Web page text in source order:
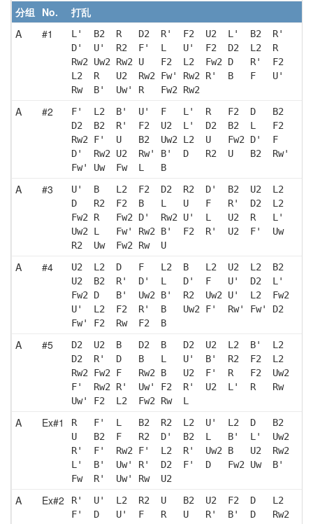
分组 No.
打乱
A
#1
L'  B2  R   D2  R'  F2  U2  L'  B2  R'
D'  U'  R2  F'  L   U'  F2  D2  L2  R
Rw2 Uw2 Rw2 U   F2  L2  Fw2 D   R'  F2
L2  R   U2  Rw2 Fw' Rw2 R'  B   F   U'
Rw  B'  Uw' R   Fw2 Rw2
A #2
F'  L2  B'  U'  F   L'  R   F2  D   B2
D2  B2  R'  F2  U2  L'  D2  B2  L   F2
Rw2 F'  U   B2  Uw2 L2  U   Fw2 D'  F
D'  Rw2 U2  Rw' B'  D   R2  U   B2  Rw'
Fw' Uw  Fw  L   B
A #3
U'  B   L2  F2  D2  R2  D'  B2  U2  L2
D   R2  F2  B   L   U   F   R'  D2  L2
Fw2 R   Fw2 D'  Rw2 U'  L   U2  R   L'
Uw2 L   Fw' Rw2 B'  F2  R'  U2  F'  Uw
R2  Uw  Fw2 Rw  U
A #4
U2  L2  D   F   L2  B   L2  U2  L2  B2
U2  B2  R'  D'  L   D'  F   U'  D2  L'
Fw2 D   B'  Uw2 B'  R2  Uw2 U'  L2  Fw2
U'  L2  F2  R'  B   Uw2 F'  Rw' Fw' D2
Fw' F2  Rw  F2  B
A #5
D2  U2  B   D2  B   D2  U2  L2  B'  L2
D2  R'  D   B   L   U'  B'  R2  F2  L2
Rw2 Fw2 F   Rw2 B   U2  F'  R   F2  Uw2
F'  Rw2 R'  Uw' F2  R'  U2  L'  R   Rw
Uw' F2  L2  Fw2 Rw  L
A Ex#1
R   F'  L   B2  R2  L2  U'  L2  D   B2
U   B2  F   R2  D'  B2  L   B'  L'  Uw2
R'  F'  Rw2 F'  L2  R'  Uw2 B   U2  Rw2
L'  B'  Uw' R'  D2  F'  D   Fw2 Uw  B'
Fw  R'  Uw' Rw  U2
A Ex#2
R'  U'  L2  R2  U   B2  U2  F2  D   L2
F'  D   U'  F   R   U   R'  B'  D   Rw2